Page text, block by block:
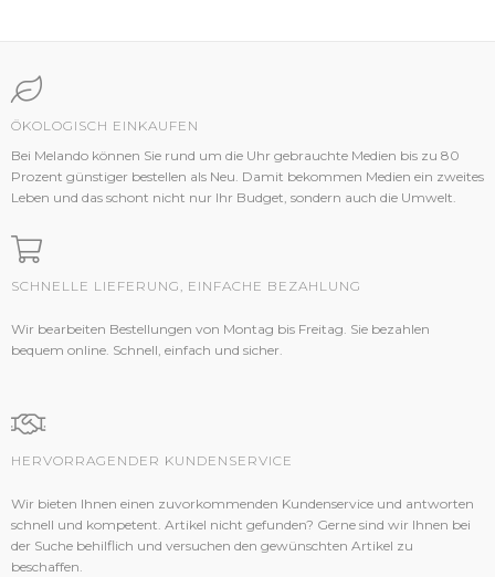
ÖKOLOGISCH EINKAUFEN
Bei Melando können Sie rund um die Uhr gebrauchte Medien bis zu 80
Prozent günstiger bestellen als Neu. Damit bekommen Medien ein zweites
Leben und das schont nicht nur Ihr Budget, sondern auch die Umwelt.
SCHNELLE LIEFERUNG, EINFACHE BEZAHLUNG
Wir bearbeiten Bestellungen von Montag bis Freitag. Sie bezahlen
bequem online. Schnell, einfach und sicher.
HERVORRAGENDER KUNDENSERVICE
Wir bieten Ihnen einen zuvorkommenden Kundenservice und antworten
schnell und kompetent. Artikel nicht gefunden? Gerne sind wir Ihnen bei
der Suche behilflich und versuchen den gewünschten Artikel zu
beschaffen.